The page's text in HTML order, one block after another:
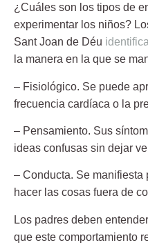
¿Cuáles son los tipos de
experimentar los niños?
Sant Joan de Déu
la manera en la que se
– Fisiológico. Se puede
frecuencia cardíaca o la
– Pensamiento. Sus
ideas confusas sin dejar
– Conducta. Se manifiesta
hacer las cosas fuera de
Los padres deben
que este comportamiento